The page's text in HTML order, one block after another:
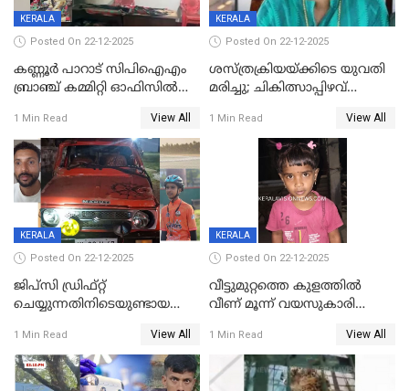
KERALA
Posted On 22-12-2025
കണ്ണൂർ പാറാട് സിപിഐഎം
ബ്രാഞ്ച് കമ്മിറ്റി ഓഫിസിൽ
ചിത്രങ്ങളടക്കം കത്തിയ
നിലയിൽ
1 Min Read View All
KERALA
Posted On 22-12-2025
ശസ്ത്രക്രിയയ്‌ക്കിടെ യുവതി
മരിച്ചു; ചികിത്സാപ്പിഴവ്
സംഭവം മാവേലിക്കരയിൽ
1 Min Read View All
KERALA
Posted On 22-12-2025
ജിപ്സി ഡ്രിഫ്റ്റ്
ചെയ്യുന്നതിനിടെയുണ്ടായ
ദാരുണാന്ത്യം; ജീപ്സി
ഓടിച്ചയാൾ അറസ്റ്റിൽ.
1 Min Read View All
KERALA
Posted On 22-12-2025
വീട്ടുമുറ്റത്തെ കുളത്തിൽ
വീണ് മൂന്ന് വയസുകാരി
1 Min Read View All